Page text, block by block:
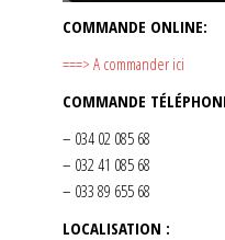
COMMANDE ONLINE:
===> A commander ici
COMMANDE
– 034 02 085 68
– 032 41 085 68
– 033 89 655 68
LOCALISATION :